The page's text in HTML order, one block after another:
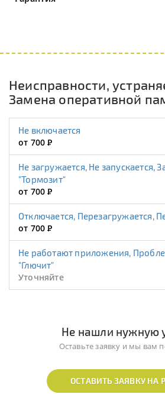
Неисправности,
Замена оперативной
Не включается
от 700Р
Не загружается, Не запускается,
"Тормозит"
от 700Р
Отключается, Перезагружается,
от 700Р
Не работают приложения,
"Глючит"
Уточняйте
Не нашли нужную
Оставьте заявку и мы вам
ОСТАВИТЬ ЗАЯВКУ НА